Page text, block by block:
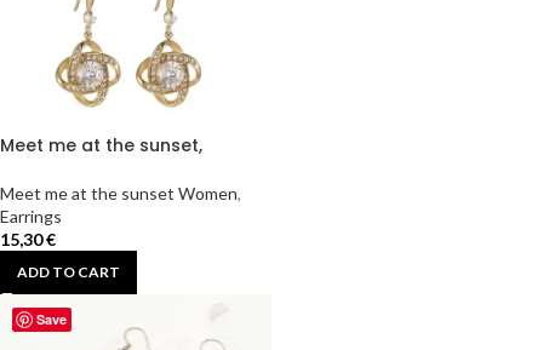
Meet me at the sunset,
Σκουλαρίκια με Τεχνητά Πετράδια –
Χρυσό.
Meet me at the sunset Women,
Earrings
15,30€
ADD TO CART
Save